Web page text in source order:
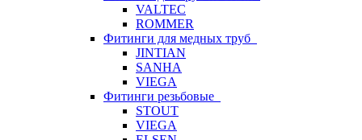
VALTEC
ROMMER
Фитинги для медных труб
JINTIAN
SANHA
VIEGA
Фитинги резьбовые
STOUT
VIEGA